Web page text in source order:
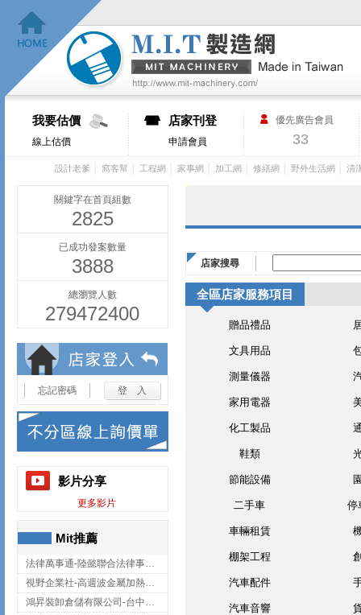
我要估價
線上估價
店家刊登
申請會員
優先廣告會員
33
設計老爹 窩客幫 工程網 家事網 加工網 修繕網 野外生活網 清
關鍵字在首頁組數
2825
已成功發案數量
3888
總瀏覽人數
279472400
忘記密碼
影片分享
更多影片
Mit推薦
法律萬事通-陸懿聯合法律事務所
視野企業社-高週波金屬加熱設備,彰化高週波金屬加熱設備
鴻昇裝卸倉儲有限公司-台中貨櫃裝卸
店家搜尋
全區店家服務項目
贈品禮品
文具用品
測量儀器
家用電器
化工製品
鞋類
節能設備
二手車 停
車輛租賃
棚架工程
汽車配件
汽車音響